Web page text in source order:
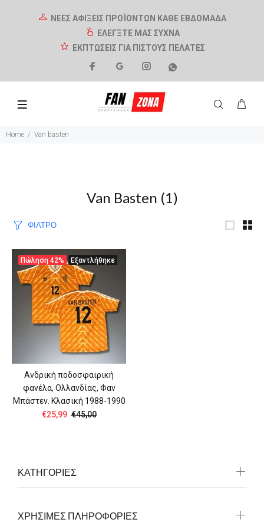
ΝΕΕΣ ΑΦΙΞΕΙΣ ΠΡΟΪΟΝΤΩΝ ΚΑΘΕ ΕΒΔΟΜΑΔΑ
ΕΛΕΓΞΤΕ ΜΑΣ ΣΥΧΝΑ
ΕΚΠΤΩΣΕΙΣ ΓΙΑ ΠΙΣΤΟΥΣ ΠΕΛΑΤΕΣ
Home Van basten
Van Basten (1)
ΦΙΛΤΡΟ
Πώληση 42% Εξαντλήθηκε
Ανδρική ποδοσφαιρική
φανέλα, Ολλανδίας, Φαν
Μπάστεν. Κλασική 1988-1990
€25,99 €45,00
ΚΑΤΗΓΟΡΙΕΣ
ΧΡΗΣΙΜΕΣ ΠΛΗΡΟΦΟΡΙΕΣ